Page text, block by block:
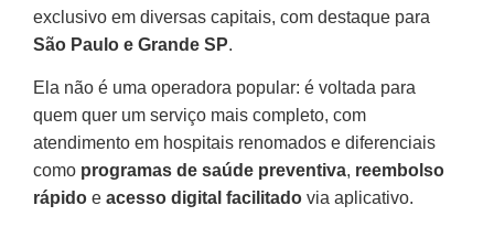
exclusivo em diversas capitais, com destaque para
São Paulo e Grande SP.
Ela não é uma operadora popular: é voltada para
quem quer um serviço mais completo, com
atendimento em hospitais renomados e diferenciais
como programas de saúde preventiva, reembolso
rápido e acesso digital facilitado via aplicativo.